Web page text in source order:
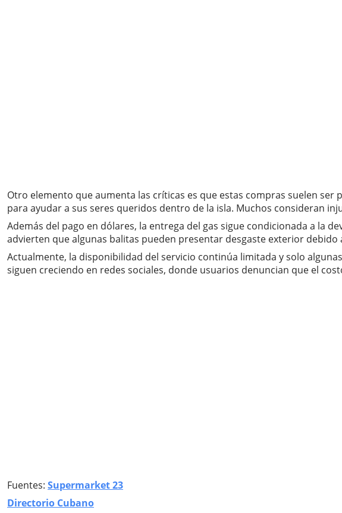
Otro elemento que aumenta las críticas es que estas compras suelen
para ayudar a sus seres queridos dentro de la isla. Muchos consideran
Además del pago en dólares, la entrega del gas sigue condicionada a la
advierten que algunas balitas pueden presentar desgaste exterior debido
Actualmente, la disponibilidad del servicio continúa limitada y solo
siguen creciendo en redes sociales, donde usuarios denuncian que el
Fuentes: Supermarket 23
Directorio Cubano